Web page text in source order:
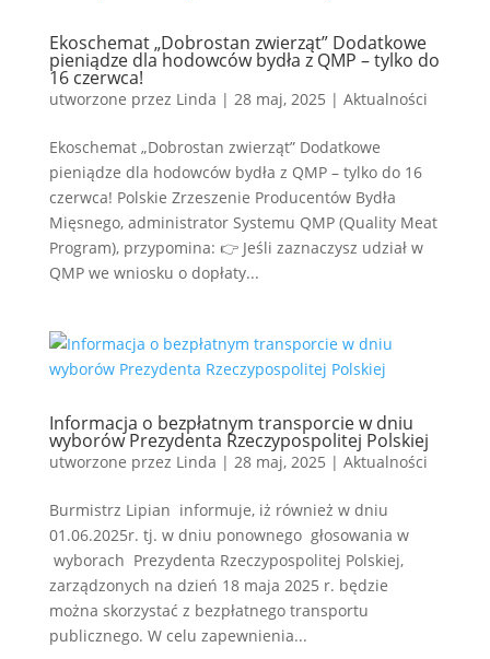
Ekoschemat „Dobrostan zwierząt” Dodatkowe
pieniądze dla hodowców bydła z QMP – tylko do
16 czerwca!
utworzone przez Linda | 28 maj, 2025 | Aktualności
Ekoschemat „Dobrostan zwierząt” Dodatkowe
pieniądze dla hodowców bydła z QMP – tylko do 16
czerwca! Polskie Zrzeszenie Producentów Bydła
Mięsnego, administrator Systemu QMP (Quality Meat
Program), przypomina: 👉 Jeśli zaznaczysz udział w
QMP we wniosku o dopłaty...
Informacja o bezpłatnym transporcie w dniu
wyborów Prezydenta Rzeczypospolitej Polskiej
utworzone przez Linda | 28 maj, 2025 | Aktualności
Burmistrz Lipian informuje, iż również w dniu
01.06.2025r. tj. w dniu ponownego głosowania w
wyborach Prezydenta Rzeczypospolitej Polskiej,
zarządzonych na dzień 18 maja 2025 r. będzie
można skorzystać z bezpłatnego transportu
publicznego. W celu zapewnienia...